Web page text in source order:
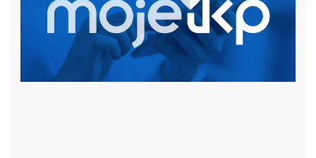
czytaj więcej